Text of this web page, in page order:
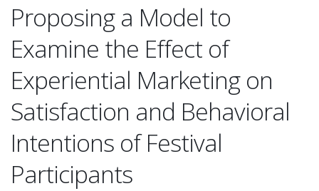
Proposing a Model to
Examine the Effect of
Experiential Marketing on
Satisfaction and Behavioral
Intentions of Festival
Participants